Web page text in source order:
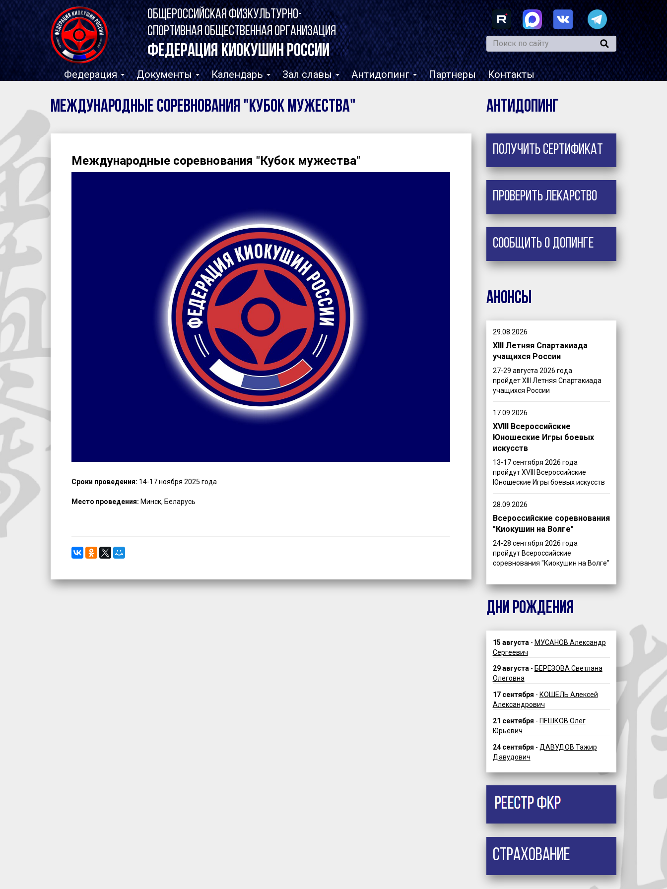
ОБЩЕРОССИЙСКАЯ ФИЗКУЛЬТУРНО-
СПОРТИВНАЯ ОБЩЕСТВЕННАЯ ОРГАНИЗАЦИЯ
ФЕДЕРАЦИЯ КИОКУШИН РОССИИ
Федерация Документы Календарь Зал славы Антидопинг Партнеры Контакты
Международные соревнования "Кубок мужества" Антидопинг
Международные соревнования "Кубок мужества"
Сроки проведения: 14-17 ноября 2025 года
Место проведения: Минск, Беларусь
Получить сертификат
Проверить лекарство
Сообщить о допинге
Анонсы
29.08.2026
XIII Летняя Спартакиада
учащихся России
27-29 августа 2026 года
пройдет XIII Летняя Спартакиада
учащихся России
17.09.2026
XVIII Всероссийские
Юношеские Игры боевых
искусств
13-17 сентября 2026 года
пройдут XVIII Всероссийские
Юношеские Игры боевых искусств
28.09.2026
Всероссийские соревнования
"Киокушин на Волге"
24-28 сентября 2026 года
пройдут Всероссийские
соревнования "Киокушин на Волге"
ДНИ РОЖДЕНИЯ
15 августа - МУСАНОВ Александр
Сергеевич
29 августа- БЕРЕЗОВА Светлана
Олеговна
17 сентября - КОШЕЛЬ Алексей
Александрович
21 сентября - ПЕШКОВ Олег
Юрьевич
24 сентября - ДАВУДОВ Тажир
Давудович
Страхование